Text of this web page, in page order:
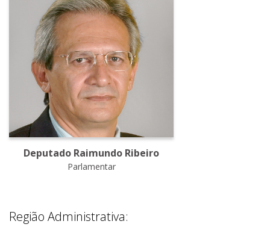
Deputado Raimundo Ribeiro
Parlamentar
Região Administrativa: